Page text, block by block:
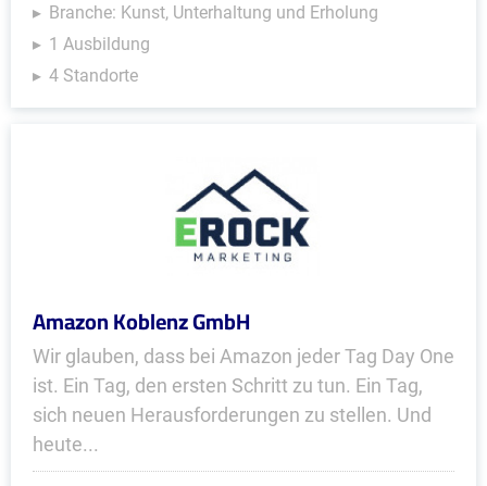
Branche: Kunst, Unterhaltung und Erholung
1 Ausbildung
4 Standorte
Amazon Koblenz GmbH
Wir glauben, dass bei Amazon jeder Tag Day One
ist. Ein Tag, den ersten Schritt zu tun. Ein Tag,
sich neuen Herausforderungen zu stellen. Und
heute...